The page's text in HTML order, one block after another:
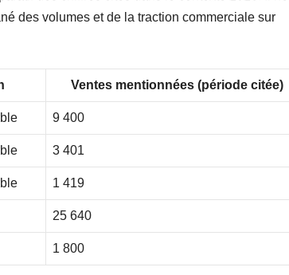
des volumes et de la traction commerciale sur
Ventes mentionnées (période citée)
9 400
3 401
1 419
25 640
1 800